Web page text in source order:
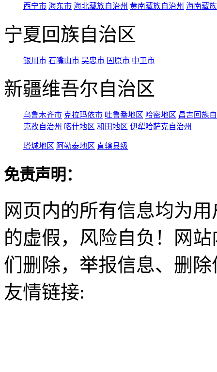
西宁市 海东市 海北藏族自治州 黄南藏族自治州 海南藏
宁夏回族自治区
银川市 石嘴山市 吴忠市 固原市 中卫市
新疆维吾尔自治区
乌鲁木齐市 克拉玛依市 吐鲁番地区 哈密地区 昌吉回族
克孜自治州 喀什地区 和田地区 伊犁哈萨克自治州
塔城地区 阿勒泰地区 直辖县级
免责声明：
网页内的所有信息均为
的虚假，风险自负！网
们删除，举报信息、删
友情链接: